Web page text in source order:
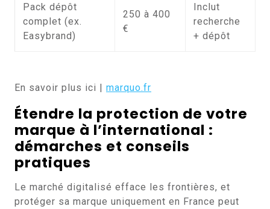
Pack dépôt
complet (ex.
Easybrand)
250 à 400
€
Inclut
recherche
+ dépôt
En savoir plus ici | marquo.fr
Étendre la protection de votre
marque à l’international :
démarches et conseils
pratiques
Le marché digitalisé efface les frontières, et
protéger sa marque uniquement en France peut